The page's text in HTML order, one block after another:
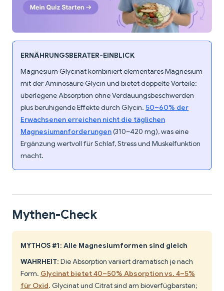
ERNÄHRUNGSBERATER-EINBLICK
Magnesium Glycinat kombiniert elementares Magnesium
mit der Aminosäure Glycin und bietet doppelte Vorteile:
überlegene Absorption ohne Verdauungsbeschwerden
plus beruhigende Effekte durch Glycin. 50–60% der
Erwachsenen erreichen nicht die täglichen
Magnesiumanforderungen(310–420 mg), was eine
Ergänzung wertvoll für Schlaf, Stress und Muskelfunktion
macht.
Mythen-Check
MYTHOS #1: Alle Magnesiumformen sind gleich
WAHRHEIT: Die Absorption variiert dramatisch je nach
Form. Glycinat bietet 40–50% Absorption vs. 4–5%
für Oxid. Glycinat und Citrat sind am bioverfügbarsten;